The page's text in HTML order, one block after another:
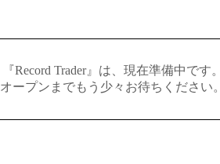
『Record Trader』は、現在準備中です。
オープンまでもう少々お待ちください。